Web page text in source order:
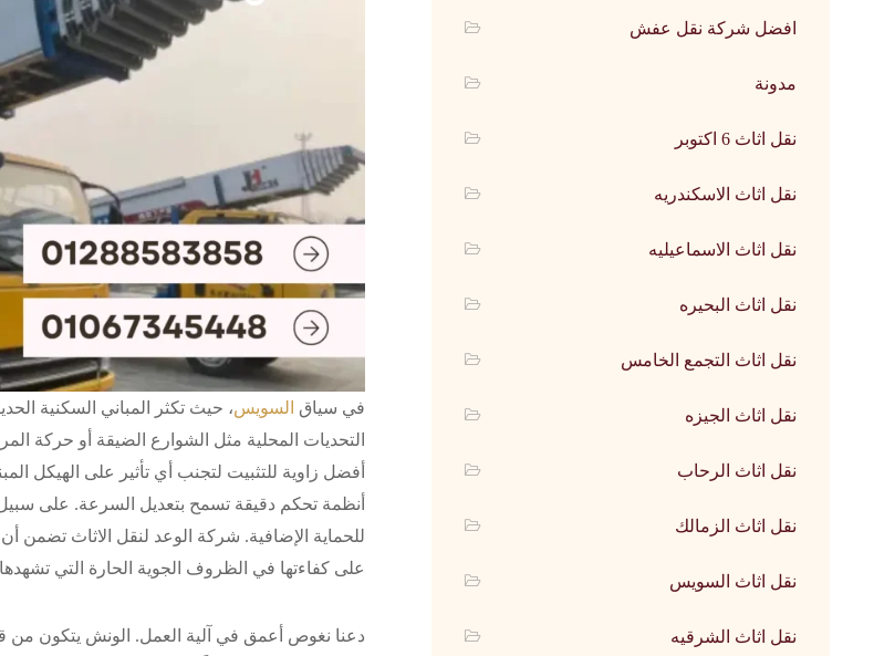
في سياق السويس، حيث تكثر المباني السكنية
التحديات المحلية مثل الشوارع الضيقة أو حركة
أفضل زاوية للتثبيت لتجنب أي تأثير على الهيكل
أنظمة تحكم دقيقة تسمح بتعديل السرعة. على
للحماية الإضافية. شركة الوعد لنقل الاثاث تضمن
على كفاءتها في الظروف الجوية الحارة التي
دعنا نغوص أعمق في آلية العمل. الونش يتكون من
افضل شركة نقل عفش
مدونة
نقل اثاث 6 اكتوبر
نقل اثاث الاسكندريه
نقل اثاث الاسماعيليه
نقل اثاث البحيره
نقل اثاث التجمع الخامس
نقل اثاث الجيزه
نقل اثاث الرحاب
نقل اثاث الزمالك
نقل اثاث السويس
نقل اثاث الشرقيه